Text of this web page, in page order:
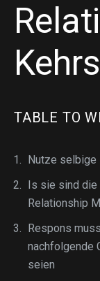
TABLE TO
Nutze selbige
Is sie sind die
Relationship
Respons
nachfolgende
seien